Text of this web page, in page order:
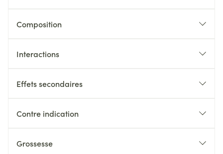
Composition
Interactions
Effets secondaires
Contre indication
Grossesse